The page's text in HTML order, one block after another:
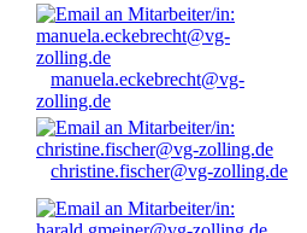
manuela.eckebrecht@vg-
zolling.de
christine.fischer@vg-zolling.de